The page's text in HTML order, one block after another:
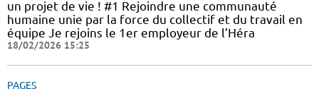
un projet de vie ! #1 Rejoindre une communauté
humaine unie par la force du collectif et du travail en
équipe Je rejoins le 1er employeur de l’Héra
18/02/2026 15:25
PAGES